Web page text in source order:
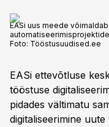
EASi uus meede
Foto: Tööstusuudised.ee
EASi ettevõtluse
tööstuse
pidades vältimatu
digitaliseerimine